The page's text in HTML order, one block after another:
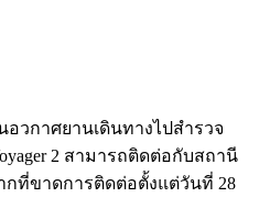
อวกาศยานเดินทางไปสำรวจ
2 สามารถติดต่อกับสถานี
ที่ขาดการติดต่อตั้งแต่วันที่ 28